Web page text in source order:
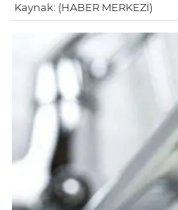
Kaynak: (HABER MERKEZİ)